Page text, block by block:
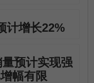
计增长22%
预计实现强
幅有限